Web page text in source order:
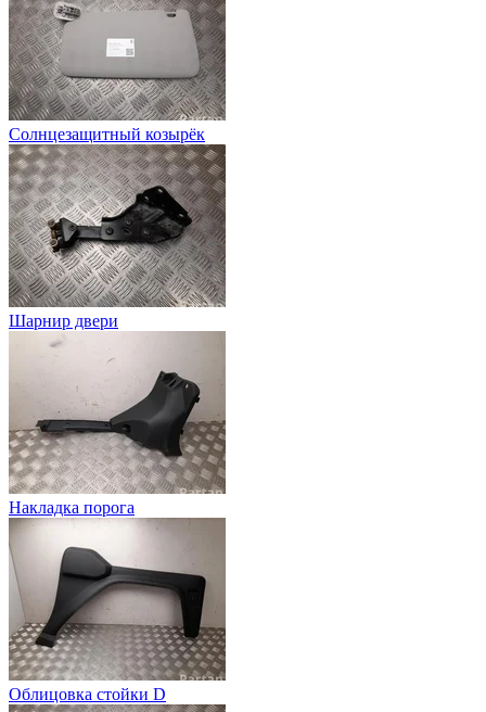
Солнцезащитный козырёк
Шарнир двери
Накладка порога
Облицовка стойки D